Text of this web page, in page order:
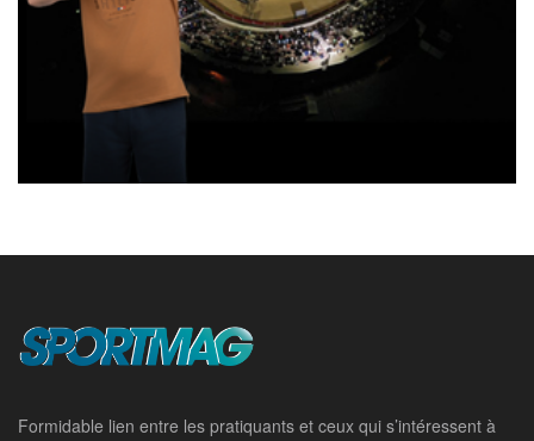
Formidable lien entre les pratiquants et ceux qui s’intéressent à